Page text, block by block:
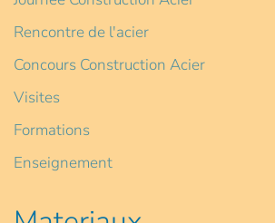
Rencontre de l'acier
Concours Construction Acier
Visites
Formations
Enseignement